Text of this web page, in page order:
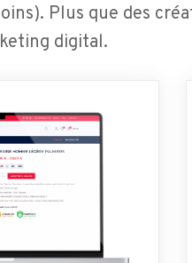
Plus que des
digital.